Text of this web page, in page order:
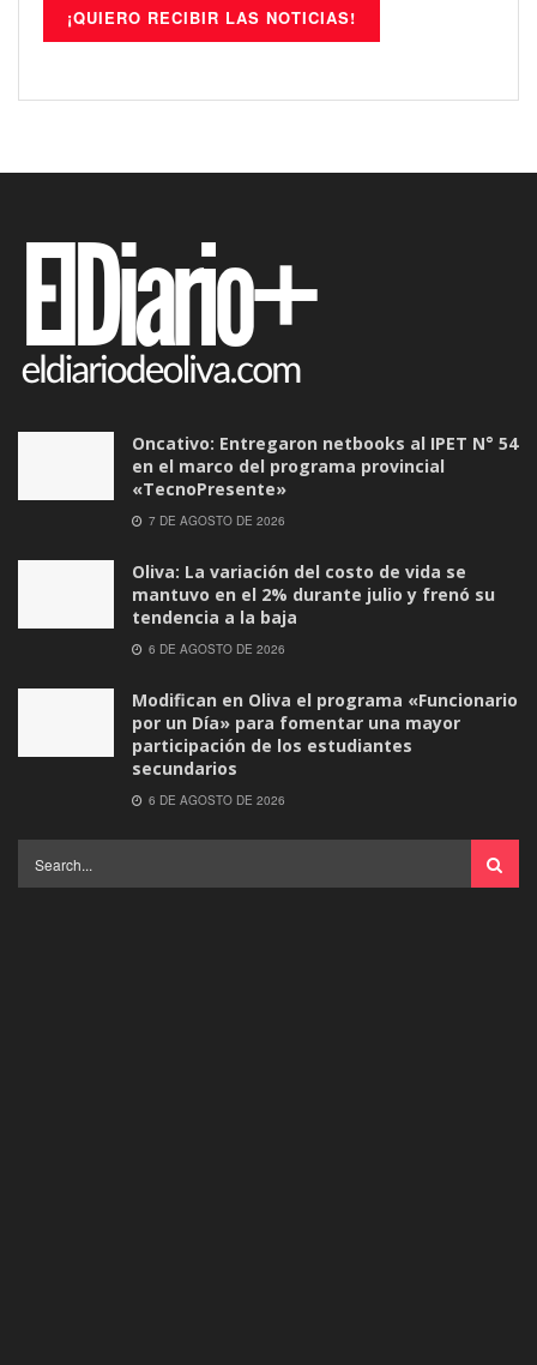
Oncativo: Entregaron netbooks al IPET N° 54
en el marco del programa provincial
«TecnoPresente»
7 DE AGOSTO DE 2026
Oliva: La variación del costo de vida se
mantuvo en el 2% durante julio y frenó su
tendencia a la baja
6 DE AGOSTO DE 2026
Modifican en Oliva el programa «Funcionario
por un Día» para fomentar una mayor
participación de los estudiantes
secundarios
6 DE AGOSTO DE 2026